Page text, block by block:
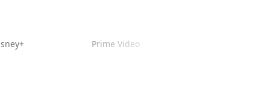
Prime Video